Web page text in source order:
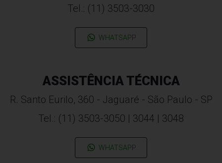
Tel.: (11) 3503-3030
WHATSAPP
ASSISTÊNCIA TÉCNICA
R. Santo Eurilo, 360 - Jaguaré - São Paulo - SP
Tel.: (11) 3503-3050 | 3044 | 3048
WHATSAPP